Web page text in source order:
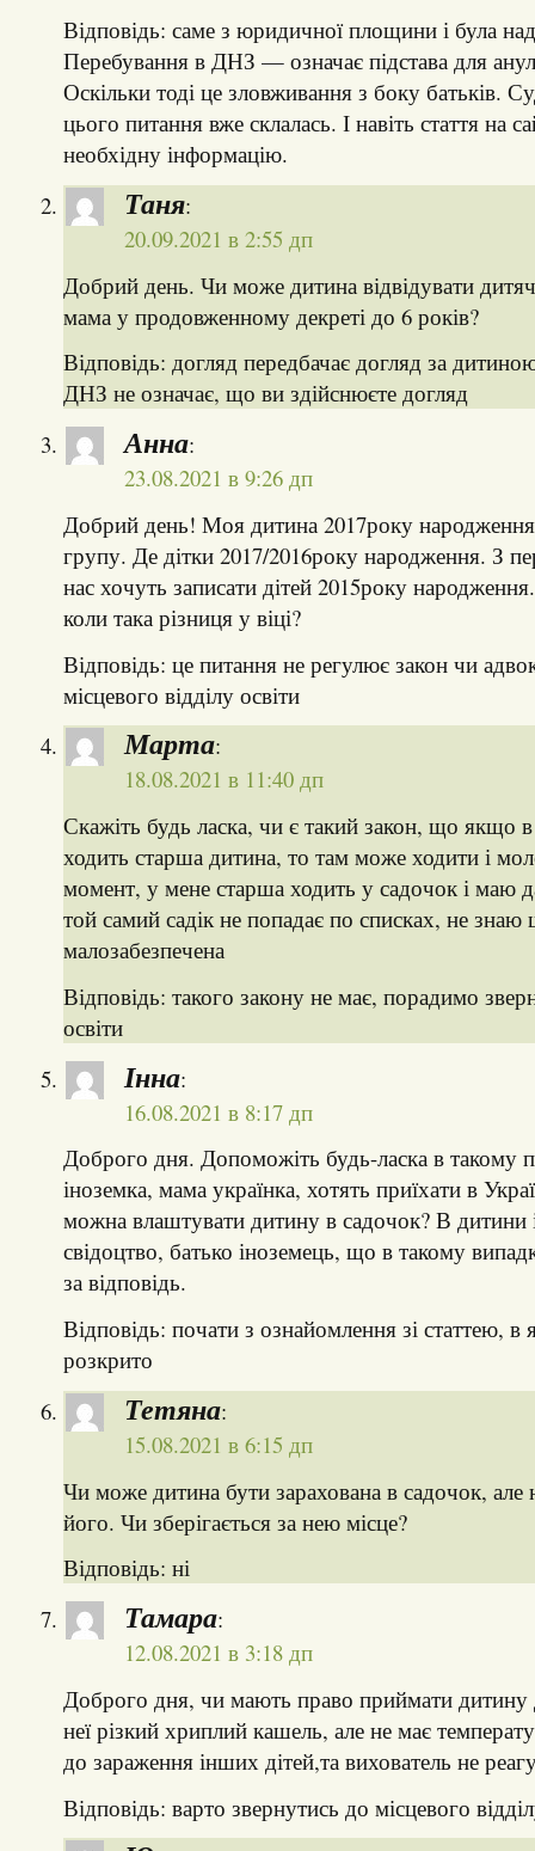
Відповідь: саме з юридичної площини і була
Перебування в ДНЗ — означає підстава для
Оскільки тоді це зловживання з боку батьків.
цього питання вже склалась. І навіть стаття на
необхідну інформацію.
Таня:
20.09.2021 в 2:55 дп
Добрий день. Чи може дитина відвідувати
мама у продовженному декреті до 6 років?
Відповідь: догляд передбачає догляд за
ДНЗ не означає, що ви здійснюєте догляд
Анна:
23.08.2021 в 9:26 дп
Добрий день! Моя дитина 2017року
групу. Де дітки 2017/2016року народження. З
нас хочуть записати дітей 2015року
коли така різниця у віці?
Відповідь: це питання не регулює закон чи
місцевого відділу освіти
Марта:
18.08.2021 в 11:40 дп
Скажіть будь ласка, чи є такий закон, що якщо
ходить старша дитина, то там може ходити і
момент, у мене старша ходить у садочок і маю
той самий садік не попадає по списках, не
малозабезпечена
Відповідь: такого закону не має, порадимо
освіти
Інна:
16.08.2021 в 8:17 дп
Доброго дня. Допоможіть будь-ласка в такому
іноземка, мама українка, хотять приїхати в
можна влаштувати дитину в садочок? В дитини
свідоцтво, батько іноземець, що в такому
за відповідь.
Відповідь: почати з ознайомлення зі статтею, в
розкрито
Тетяна:
15.08.2021 в 6:15 дп
Чи може дитина бути зарахована в садочок, але
його. Чи зберігається за нею місце?
Відповідь: ні
Тамара:
12.08.2021 в 3:18 дп
Доброго дня, чи мають право приймати
неї різкий хриплий кашель, але не має
до зараження інших дітей,та вихователь не
Відповідь: варто звернутись до місцевого